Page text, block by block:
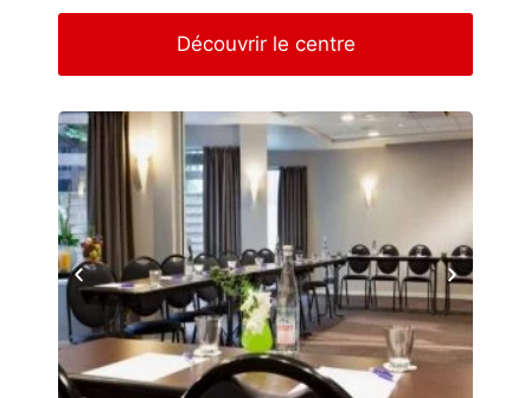
Découvrir le centre